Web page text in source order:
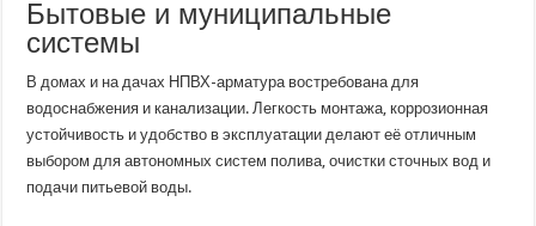
Бытовые и муниципальные
системы
В домах и на дачах НПВХ-арматура востребована для
водоснабжения и канализации. Легкость монтажа, коррозионная
устойчивость и удобство в эксплуатации делают её отличным
выбором для автономных систем полива, очистки сточных вод и
подачи питьевой воды.